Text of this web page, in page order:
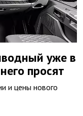
уже в
просят
и цены нового